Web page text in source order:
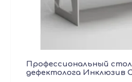
Профессиональный стол
дефектолога Инклюзив